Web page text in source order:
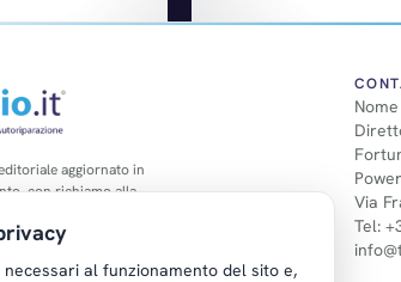
A sviluppare il
Villers-Cotterets (nord-est
ufficio a Roissy, nelle
aggiornato in
con richiamo alla
all'art. 5 della L.
Via
Tel:
al funzionamento del sito e,